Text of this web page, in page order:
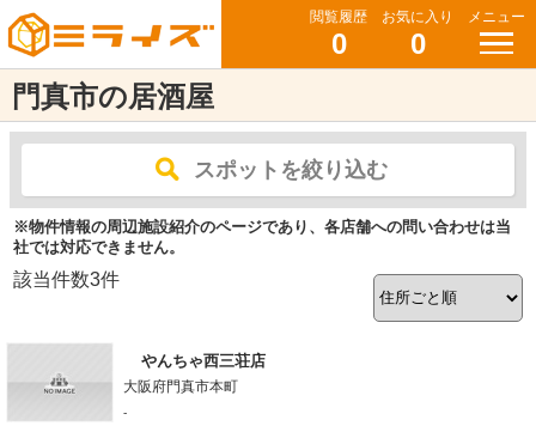
閲覧履歴
0
お気に入り
0
メニュー
門真市の居酒屋
スポットを絞り込む
※物件情報の周辺施設紹介のページであり、各店舗への問い合わせは当
社では対応できません。
該当件数3件
やんちゃ西三荘店
大阪府門真市本町
-